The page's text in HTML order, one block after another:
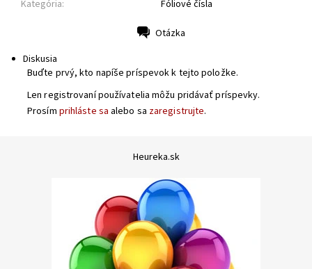
Kategória: Fóliové čísla
Otázka
Diskusia
Buďte prvý, kto napíše príspevok k tejto položke.
Len registrovaní používatelia môžu pridávať príspevky.
Prosím prihláste sa alebo sa zaregistrujte.
Heureka.sk